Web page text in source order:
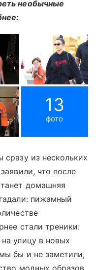
необычные
13
фото
сразу из нескольких
что после
домашняя
пижамный
стали треники:
улицу в новых
бы и не заметили,
модных образов